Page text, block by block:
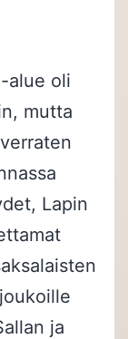
alue oli
mutta
Lapin
ja